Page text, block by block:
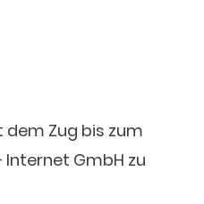
Zug bis zum
GmbH zu